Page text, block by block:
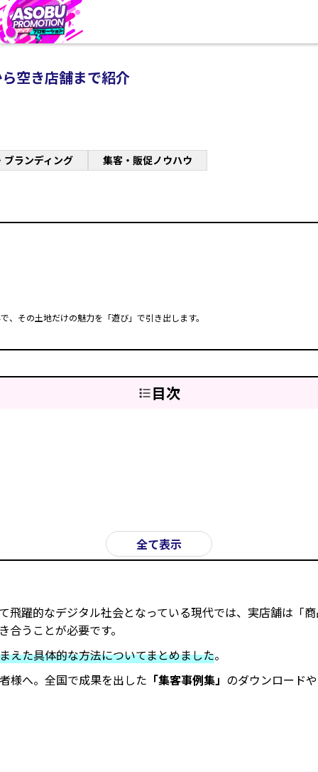
空き店舗まで紹介
ブランディング 集客・販促ノウハウ
その土地だけの魅力を「遊び」で引き出します。
目次
全て表示
躍的なデジタル社会となっている現代では、実店舗は「
うことが必要です。
えた具体的な方法についてまとめました。
様へ。全国で成果を出した 「集客事例集」 のダウンロード